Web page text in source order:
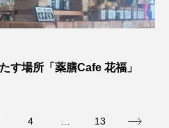
す場所「薬膳Cafe 花福」
4 13